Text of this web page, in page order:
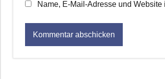
Name, E-Mail-Adresse und